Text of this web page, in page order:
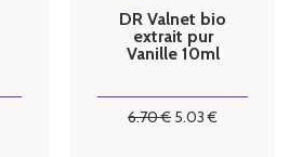
DR Valnet bio
extrait pur
Vanille 10ml
6.70€ 5.03 €